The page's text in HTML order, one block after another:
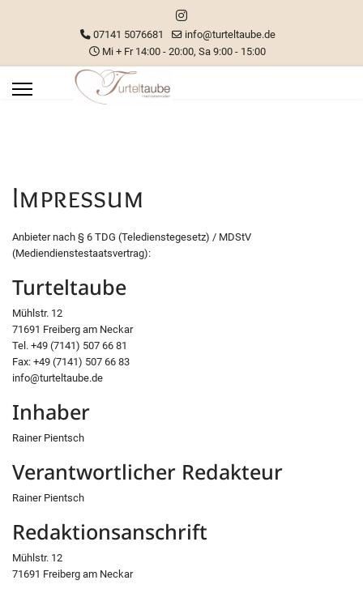
07141 5076681
info@turteltaube.de
Mi + Fr 14:00 - 20:00, Sa 9:00 - 15:00
Impressum
Anbieter nach § 6 TDG (Teledienstegesetz) / MDStV
(Mediendienstestaatsvertrag):
Turteltaube
Mühlstr. 12
71691 Freiberg am Neckar
Tel. +49 (7141) 507 66 81
Fax: +49 (7141) 507 66 83
info@turteltaube.de
Inhaber
Rainer Pientsch
Verantwortlicher Redakteur
Rainer Pientsch
Redaktionsanschrift
Mühlstr. 12
71691 Freiberg am Neckar